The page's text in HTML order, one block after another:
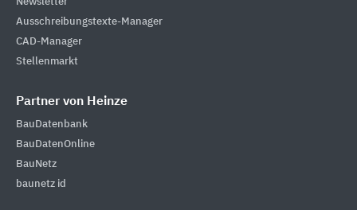
Ausschreibungstexte-Manager
CAD-Manager
Stellenmarkt
Partner von Heinze
BauDatenbank
BauDatenOnline
BauNetz
baunetz id